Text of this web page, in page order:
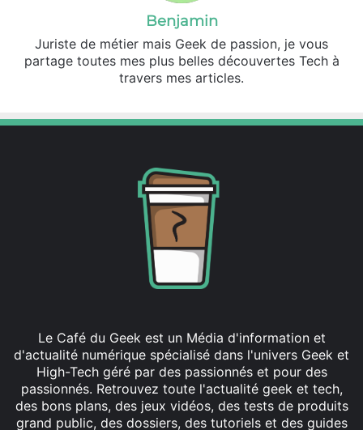
Benjamin
Juriste de métier mais Geek de passion, je vous
partage toutes mes plus belles découvertes Tech à
travers mes articles.
Le Café du Geek est un Média d'information et
d'actualité numérique spécialisé dans l'univers Geek et
High-Tech géré par des passionnés et pour des
passionnés. Retrouvez toute l'actualité geek et tech,
des bons plans, des jeux vidéos, des tests de produits
grand public, des dossiers, des tutoriels et des guides